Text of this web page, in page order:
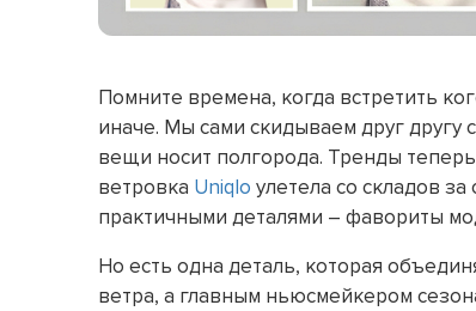
Помните времена, когда встретить
иначе. Мы сами скидываем друг другу
вещи носит полгорода. Тренды
ветровка Uniqlo улетела со складов
практичными деталями – фавориты
Но есть одна деталь, которая
ветра, а главным ньюсмейкером